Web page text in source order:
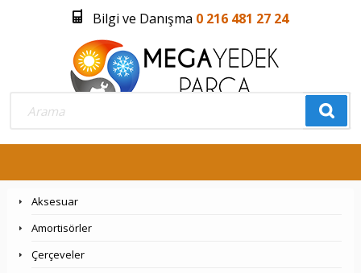
Bilgi ve Danışma 0 216 481 27 24
Üye Girişi Üye Olmak İstiyorum
Aksesuar
Amortisörler
Çerçeveler